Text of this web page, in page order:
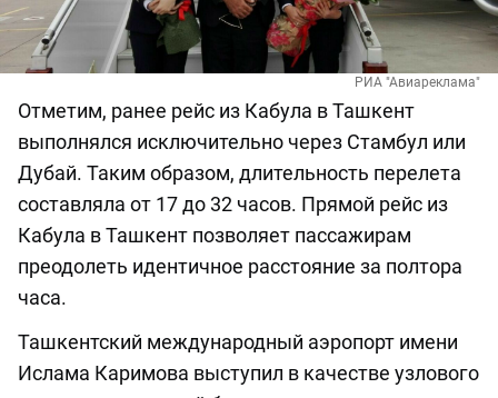
РИА "Авиареклама"
Отметим, ранее рейс из Кабула в Ташкент
выполнялся исключительно через Стамбул или
Дубай. Таким образом, длительность перелета
составляла от 17 до 32 часов. Прямой рейс из
Кабула в Ташкент позволяет пассажирам
преодолеть идентичное расстояние за полтора
часа.
Ташкентский международный аэропорт имени
Ислама Каримова выступил в качестве узлового